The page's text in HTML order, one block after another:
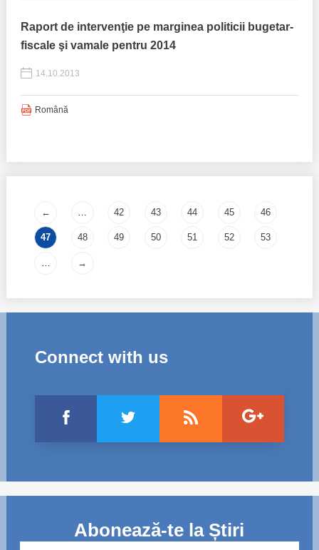
Raport de intervenţie pe marginea politicii bugetar-
fiscale şi vamale pentru 2014
14.10.2013
Română
← … 42 43 44 45 46
47 48 49 50 51 52 53
→
Connect with us
Abonează-te la Știri